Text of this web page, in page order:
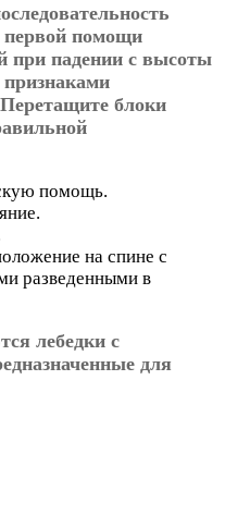
первой помощи
при падении с высоты
блоки
помощь.
на спине с
разведенными в
лебедки с
для